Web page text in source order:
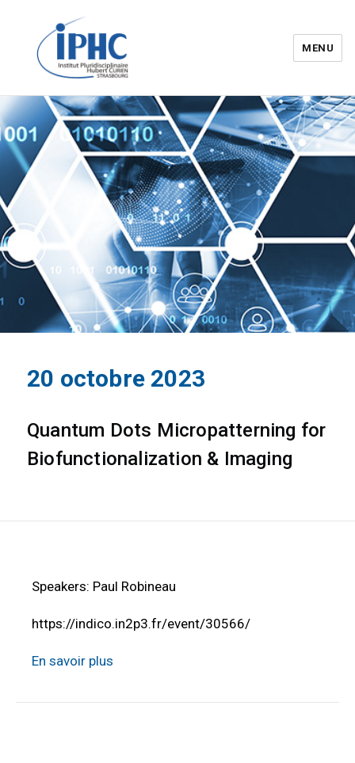
Institut pluridisciplinaire Hubert
Curien – IPHC
MENU
20 octobre 2023
Quantum Dots Micropatterning for
Biofunctionalization & Imaging
Speakers: Paul Robineau
https://indico.in2p3.fr/event/30566/
En savoir plus